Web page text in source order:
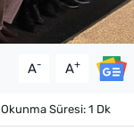
A- A+
Okunma Süresi: 1 Dk